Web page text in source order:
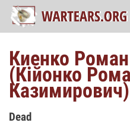
Киенко
(Кійонко
Казимирович)
Dead